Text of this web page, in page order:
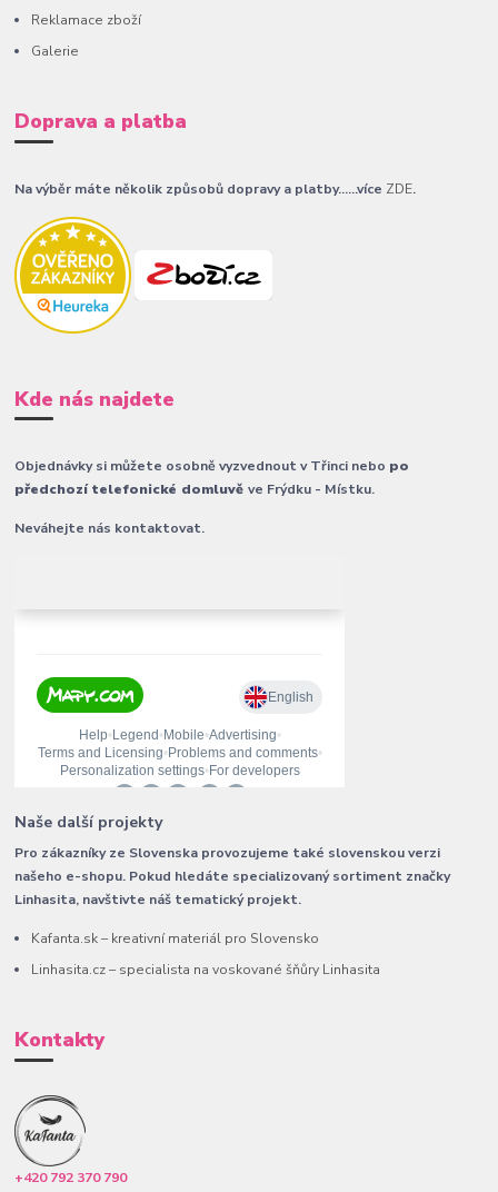
Reklamace zboží
Galerie
Doprava a platba
Na výběr máte několik způsobů dopravy a platby......více ZDE.
Kde nás najdete
Objednávky si můžete osobně vyzvednout v Třinci nebo po
předchozí telefonické domluvěve Frýdku - Místku.
Neváhejte nás kontaktovat.
Naše další projekty
Pro zákazníky ze Slovenska provozujeme také slovenskou verzi
našeho e-shopu. Pokud hledáte specializovaný sortiment značky
Linhasita, navštivte náš tematický projekt.
Kafanta.sk – kreativní materiál pro Slovensko
Linhasita.cz – specialista na voskované šňůry Linhasita
Kontakty
+420 792 370 790